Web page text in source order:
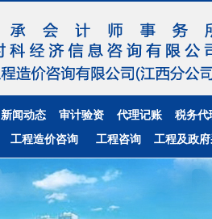
新闻动态 审计验资 代理记账
税务代
工程造价咨询 工程咨询 工程及政